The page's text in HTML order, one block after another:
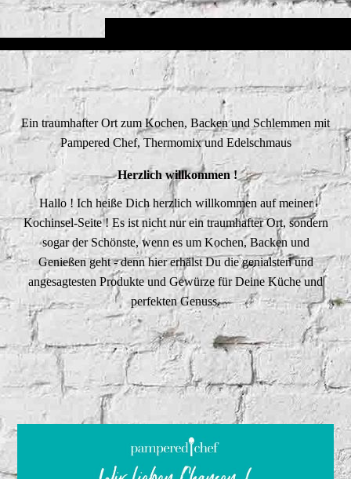
Ein traumhafter Ort zum Kochen, Backen und Schlemmen mit
Pampered Chef, Thermomix und Edelschmaus
Herzlich willkommen !
Hallo ! Ich heiße Dich herzlich willkommen auf meiner
Kochinsel-Seite ! Es ist nicht nur ein traumhafter Ort, sondern
sogar der Schönste, wenn es um Kochen, Backen und
Genießen geht - denn hier erhälst Du die genialsten und
angesagtesten Produkte und Gewürze für Deine Küche und
perfekten Genuss.